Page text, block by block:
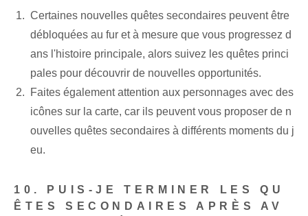
Certaines nouvelles quêtes secondaires peuvent être
débloquées au fur et à mesure que vous progressez d
ans l'histoire principale, alors suivez les quêtes princi
pales pour découvrir de nouvelles opportunités.
Faites également attention aux personnages avec des
icônes sur la carte, car ils peuvent vous proposer de n
ouvelles quêtes secondaires à différents moments du j
eu.
10. PUIS-JE TERMINER LES QU
ÊTES SECONDAIRES APRÈS AV